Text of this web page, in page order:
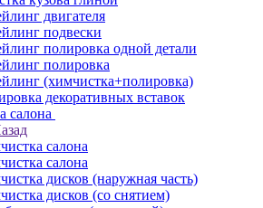
двигателя
подвески
полировка одной детали
полировка
(химчистка+полировка)
декоративных вставок
салона
салона
салона
дисков (наружная часть)
дисков (со снятием)